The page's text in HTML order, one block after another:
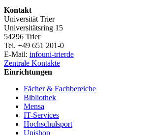
Kontakt
Universität Trier
Universitätsring 15
54296 Trier
Tel. +49 651 201-0
E-Mail: infouni-trierde
Zentrale Kontakte
Einrichtungen
Fächer & Fachbereiche
Bibliothek
Mensa
IT-Services
Hochschulsport
Unishop